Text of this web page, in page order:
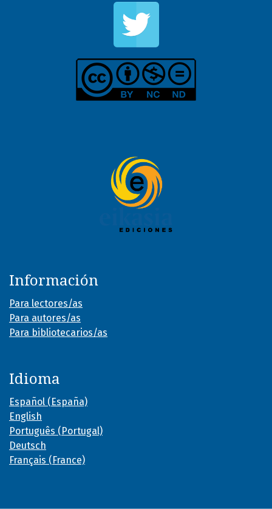
Información
Para lectores/as
Para autores/as
Para bibliotecarios/as
Idioma
Español (España)
English
Português (Portugal)
Deutsch
Français (France)